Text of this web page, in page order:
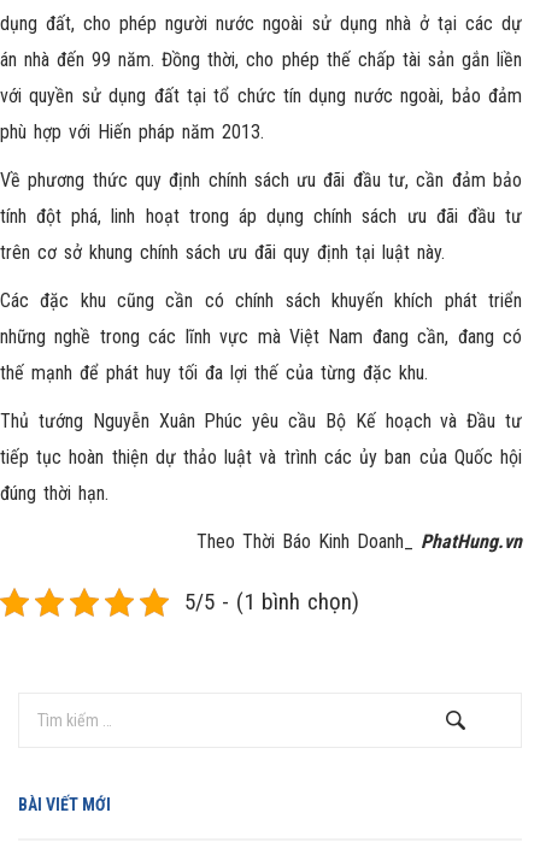
dụng đất, cho phép người nước ngoài sử dụng nhà ở tại các dự
án nhà đến 99 năm. Đồng thời, cho phép thế chấp tài sản gắn liền
với quyền sử dụng đất tại tổ chức tín dụng nước ngoài, bảo đảm
phù hợp với Hiến pháp năm 2013.
Về phương thức quy định chính sách ưu đãi đầu tư, cần đảm bảo
tính đột phá, linh hoạt trong áp dụng chính sách ưu đãi đầu tư
trên cơ sở khung chính sách ưu đãi quy định tại luật này.
Các đặc khu cũng cần có chính sách khuyến khích phát triển
những nghề trong các lĩnh vực mà Việt Nam đang cần, đang có
thế mạnh để phát huy tối đa lợi thế của từng đặc khu.
Thủ tướng Nguyễn Xuân Phúc yêu cầu Bộ Kế hoạch và Đầu tư
tiếp tục hoàn thiện dự thảo luật và trình các ủy ban của Quốc hội
đúng thời hạn.
Theo Thời Báo Kinh Doanh_ PhatHung.vn
5/5 - (1 bình chọn)
BÀI VIẾT MỚI